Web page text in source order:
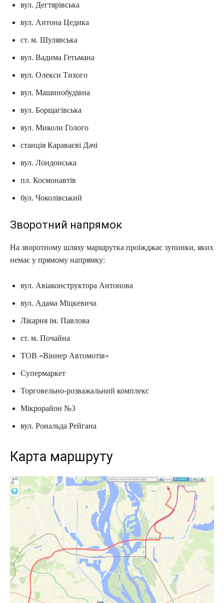
вул. Дегтярівська
вул. Антона Цедика
ст. м. Шулявська
вул. Вадима Гетьмана
вул. Олекси Тихого
вул. Машинобудівна
вул. Борщагівська
вул. Миколи Голого
станція Караваєві Дачі
вул. Лондонська
пл. Космонавтів
бул. Чоколівський
Зворотний напрямок
На зворотному шляху маршрутка проїжджає зупинки, яких
немає у прямому напрямку:
вул. Авіаконструктора Антонова
вул. Адама Міцкевича
Лікарня ім. Павлова
ст. м. Почайна
ТОВ «Віннер Автомотів»
Супермаркет
Торговельно-розважальний комплекс
Мікрорайон №3
вул. Рональда Рейгана
Карта маршруту